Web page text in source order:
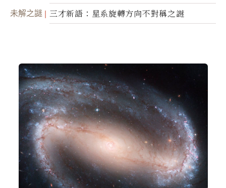
未解之謎 三才新語：星系旋轉方向不對稱之謎